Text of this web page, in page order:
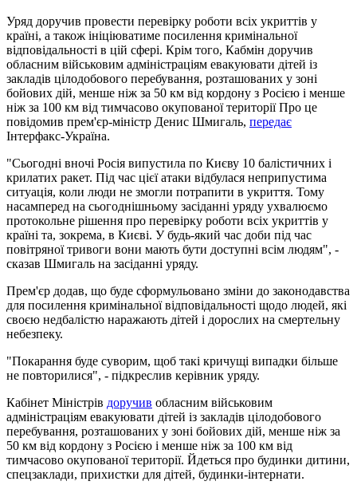
Уряд доручив провести перевірку роботи всіх укриттів у
країні, а також ініціюватиме посилення кримінальної
відповідальності в цій сфері. Крім того, Кабмін доручив
обласним військовим адміністраціям евакуювати дітей із
закладів цілодобового перебування, розташованих у зоні
бойових дій, менше ніж за 50 км від кордону з Росією і менше
ніж за 100 км від тимчасово окупованої території Про це
повідомив прем'єр-міністр Денис Шмигаль, передає
Інтерфакс-Україна.
"Сьогодні вночі Росія випустила по Києву 10 балістичних і
крилатих ракет. Під час цієї атаки відбулася неприпустима
ситуація, коли люди не змогли потрапити в укриття. Тому
насамперед на сьогоднішньому засіданні уряду ухвалюємо
протокольне рішення про перевірку роботи всіх укриттів у
країні та, зокрема, в Києві. У будь-який час доби під час
повітряної тривоги вони мають бути доступні всім людям", -
сказав Шмигаль на засіданні уряду.
Прем'єр додав, що буде сформульовано зміни до законодавства
для посилення кримінальної відповідальності щодо людей, які
своєю недбалістю наражають дітей і дорослих на смертельну
небезпеку.
"Покарання буде суворим, щоб такі кричущі випадки більше
не повторилися", - підкреслив керівник уряду.
Кабінет Міністрів доручив обласним військовим
адміністраціям евакуювати дітей із закладів цілодобового
перебування, розташованих у зоні бойових дій, менше ніж за
50 км від кордону з Росією і менше ніж за 100 км від
тимчасово окупованої території. Йдеться про будинки дитини,
спецзаклади, прихистки для дітей, будинки-інтернати.